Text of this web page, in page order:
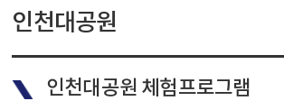
인천대공원
인천대공원 체험프로그램